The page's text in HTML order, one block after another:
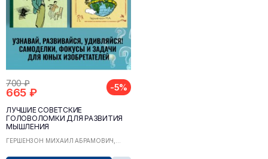
700 ₽
665 ₽ -5%
ЛУЧШИЕ СОВЕТСКИЕ
ГОЛОВОЛОМКИ ДЛЯ РАЗВИТИЯ
МЫШЛЕНИЯ
ГЕРШЕНЗОН МИХАИЛ АБРАМОВИЧ,...